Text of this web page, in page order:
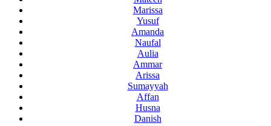
Marissa
Yusuf
Amanda
Naufal
Aulia
Ammar
Arissa
Sumayyah
Affan
Husna
Danish